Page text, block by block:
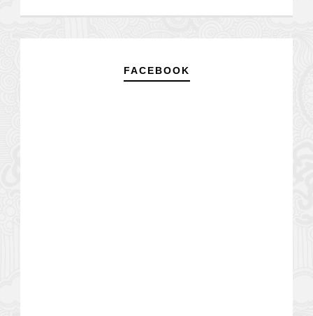
FACEBOOK